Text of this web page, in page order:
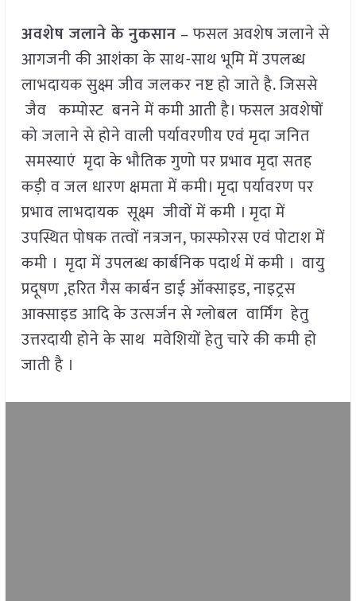
अवशेष जलाने के नुकसान – फसल अवशेष जलाने से
आगजनी की आशंका के साथ-साथ भूमि में उपलब्ध
लाभदायक सुक्ष्म जीव जलकर नष्ट हो जाते है. जिससे
जैव कम्पोस्ट बनने में कमी आती है। फसल अवशेषों
को जलाने से होने वाली पर्यावरणीय एवं मृदा जनित
समस्याएं मृदा के भौतिक गुणो पर प्रभाव मृदा सतह
कड़ी व जल धारण क्षमता में कमी। मृदा पर्यावरण पर
प्रभाव लाभदायक सूक्ष्म जीवों में कमी । मृदा में
उपस्थित पोषक तत्वों नत्रजन, फास्फोरस एवं पोटाश में
कमी । मृदा में उपलब्ध कार्बनिक पदार्थ में कमी । वायु
प्रदूषण ,हरित गैस कार्बन डाई ऑक्साइड, नाइट्रस
आक्साइड आदि के उत्सर्जन से ग्लोबल वार्मिंग हेतु
उत्तरदायी होने के साथ मवेशियों हेतु चारे की कमी हो
जाती है ।